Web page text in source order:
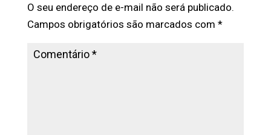
O seu endereço de e-mail não será publicado.
Campos obrigatórios são marcados com *